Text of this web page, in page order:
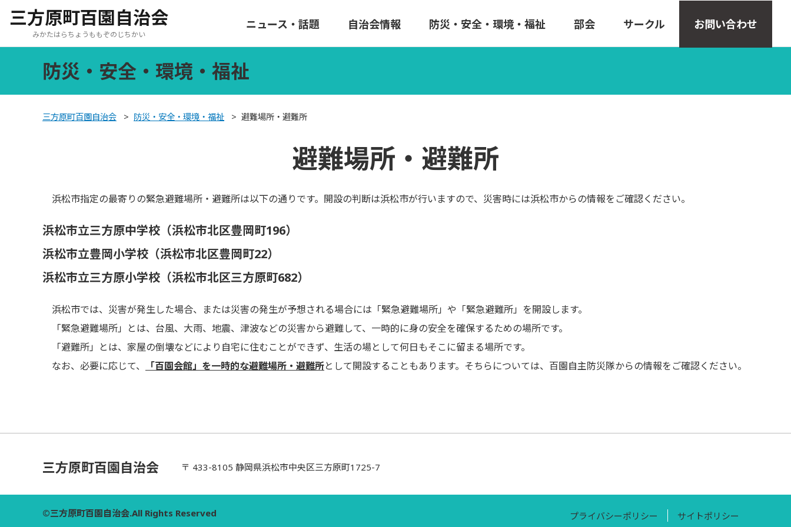
三方原町百園自治会
みかたはらちょうももぞのじちかい
ニュース・話題 自治会情報 防災・安全・環境・福祉 部会 サークル お問い合わせ
防災・安全・環境・福祉
三方原町百園自治会 > 防災・安全・環境・福祉 > 避難場所・避難所
避難場所・避難所
浜松市指定の最寄りの緊急避難場所・避難所は以下の通りです。開設の判断は浜松市が行いますので、災害時には浜松市からの情報をご確認ください。
浜松市立三方原中学校（浜松市北区豊岡町196）
浜松市立豊岡小学校（浜松市北区豊岡町22）
浜松市立三方原小学校（浜松市北区三方原町682）
浜松市では、災害が発生した場合、または災害の発生が予想される場合には「緊急避難場所」や「緊急避難所」を開設します。
「緊急避難場所」とは、台風、大雨、地震、津波などの災害から避難して、一時的に身の安全を確保するための場所です。
「避難所」とは、家屋の倒壊などにより自宅に住むことができず、生活の場として何日もそこに留まる場所です。
なお、必要に応じて、
「百園会館」を一時的な避難場所・避難所として開設することもあります。そちらについては、百園自主防災隊からの情報をご確認ください。
三方原町百園自治会 〒 433-8105 静岡県浜松市中央区三方原町1725-7
©三方原町百園自治会.All Rights Reserved プライバシーポリシー サイトポリシー